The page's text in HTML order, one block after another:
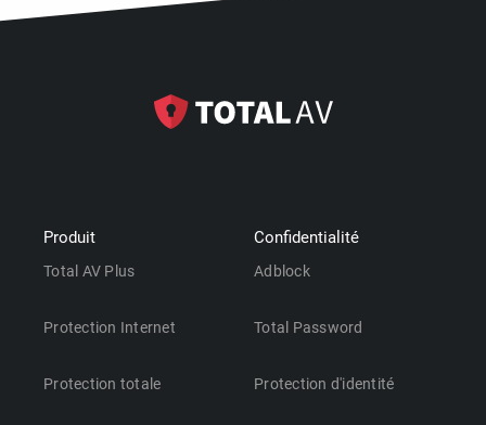
Produit
Total AV Plus
Protection Internet
Protection totale
Confidentialité
Adblock
Total Password
Protection d'identité